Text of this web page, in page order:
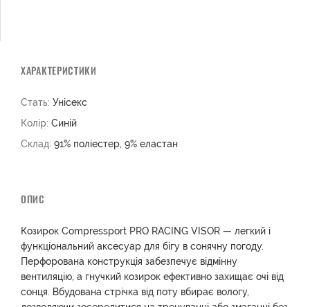
ХАРАКТЕРИСТИКИ
Стать: Унісекс
Колір: Синій
Склад: 91% поліестер, 9% еластан
ОПИС
Козирок Compressport PRO RACING VISOR — легкий і
функціональний аксесуар для бігу в сонячну погоду.
Перфорована конструкція забезпечує відмінну
вентиляцію, а гнучкий козирок ефективно захищає очі від
сонця. Вбудована стрічка від поту вбирає вологу,